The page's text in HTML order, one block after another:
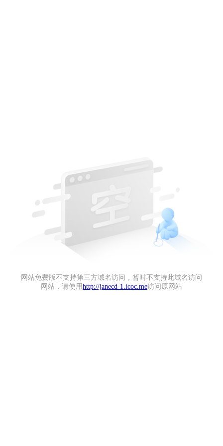
网站免费版不支持第三方域名访问，暂时不支持此域名访问
网站，请使用 http://janecd-1.icoc.me访问原网站